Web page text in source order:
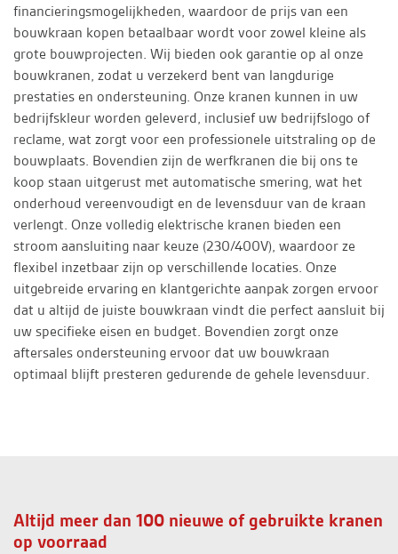
financieringsmogelijkheden, waardoor de prijs van een
bouwkraan kopen betaalbaar wordt voor zowel kleine als
grote bouwprojecten. Wij bieden ook garantie op al onze
bouwkranen, zodat u verzekerd bent van langdurige
prestaties en ondersteuning. Onze kranen kunnen in uw
bedrijfskleur worden geleverd, inclusief uw bedrijfslogo of
reclame, wat zorgt voor een professionele uitstraling op de
bouwplaats. Bovendien zijn de werfkranen die bij ons te
koop staan uitgerust met automatische smering, wat het
onderhoud vereenvoudigt en de levensduur van de kraan
verlengt. Onze volledig elektrische kranen bieden een
stroom aansluiting naar keuze (230/400V), waardoor ze
flexibel inzetbaar zijn op verschillende locaties. Onze
uitgebreide ervaring en klantgerichte aanpak zorgen ervoor
dat u altijd de juiste bouwkraan vindt die perfect aansluit bij
uw specifieke eisen en budget. Bovendien zorgt onze
aftersales ondersteuning ervoor dat uw bouwkraan
optimaal blijft presteren gedurende de gehele levensduur.
Altijd meer dan 100 nieuwe of gebruikte kranen
op voorraad